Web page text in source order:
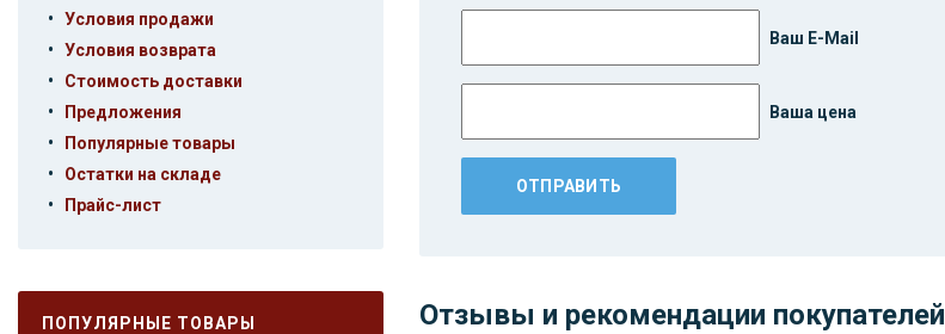
• Условия продажи
• Условия возврата
• Стоимость доставки
• Предложения
• Популярные товары
• Остатки на складе
• Прайс-лист
ПОПУЛЯРНЫЕ ТОВАРЫ
Ваш E-Mail
Ваша цена
Отзывы и рекомендации покупателей